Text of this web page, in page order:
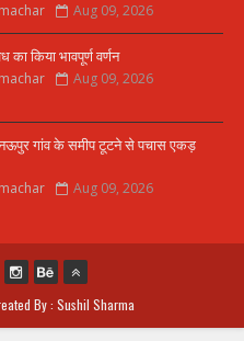
Aug 09, 2026
का किया भावपूर्ण वर्णन
Aug 09, 2026
गांव के समीप टूटने से पचास एकड़
Aug 09, 2026
By : Sushil Sharma